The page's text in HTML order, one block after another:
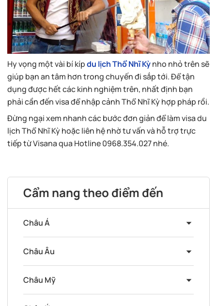
Hy vọng một vài bí kípdu lịch Thổ Nhĩ Kỳnho nhỏ trên sẽ
giúp bạn an tâm hơn trong chuyến đi sắp tới. Để tận
dụng được hết các kinh nghiệm trên, nhất định bạn
phải cần đến visa để nhập cảnh Thổ Nhĩ Kỳ hợp pháp rồi.
lịch Thổ Nhĩ Kỳ hoặc liên hệ nhờ tư vấn và hỗ trợ trực
tiếp từ Visana qua Hotline 0968.354.027 nhé.
Cẩm nang theo điểm đến
Châu Á
Châu Âu
Châu Úc